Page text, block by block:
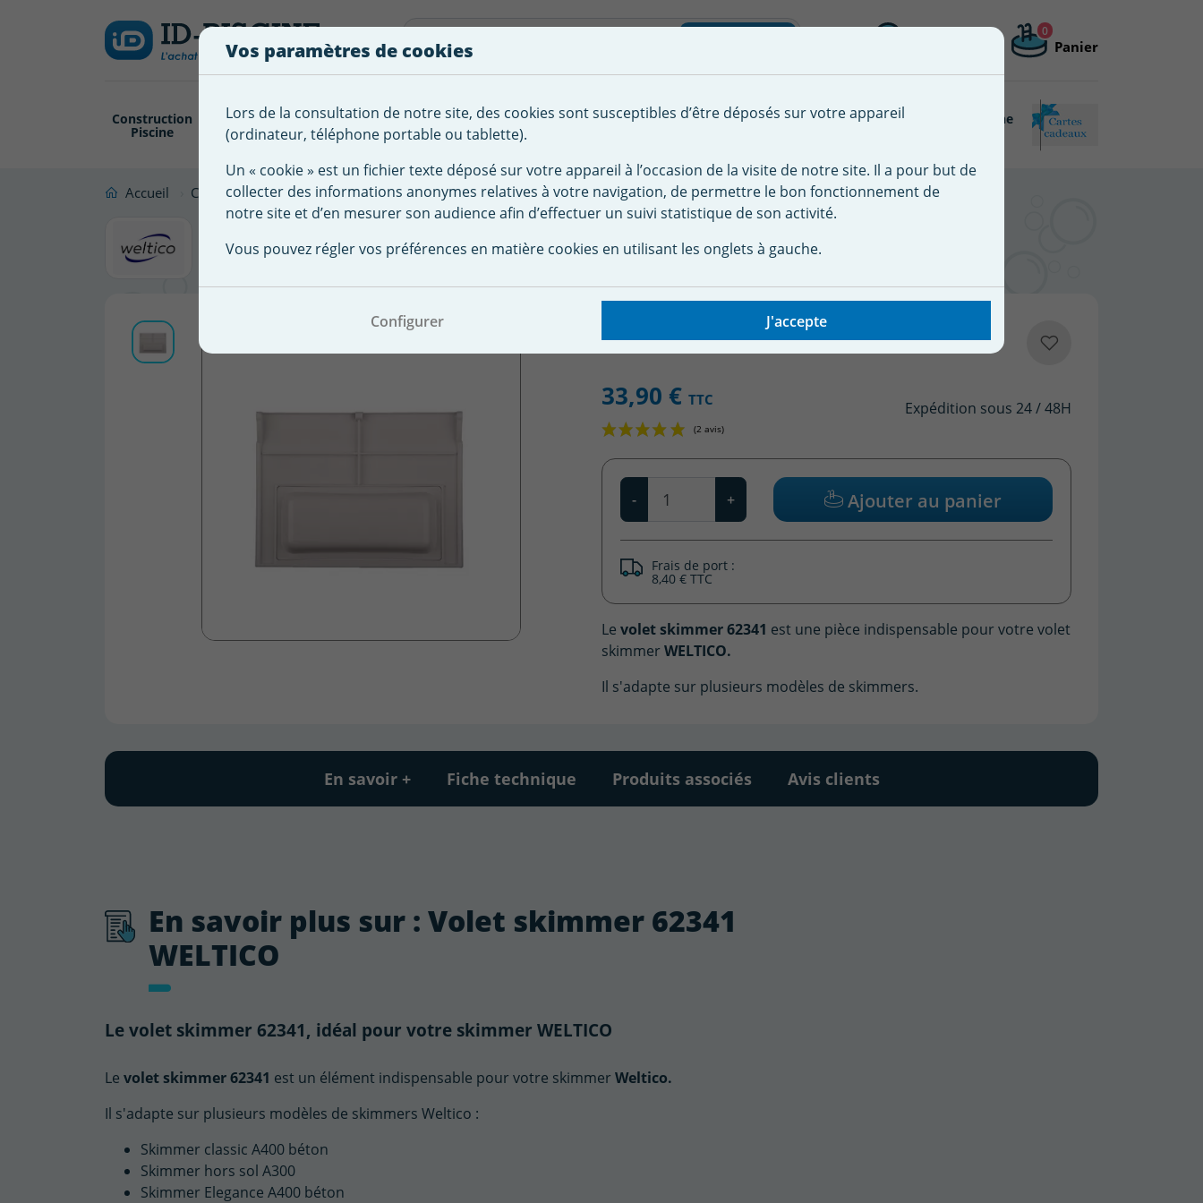
0
Panier
Construction
Piscine
Revêtement
Piscine
Pompe
Filtration
Traitement de
l'eau
Robot
Piscine
Chauffage & Couverture Autour de la Piscine Matériel de piscine
Accueil Construction Piscine Pièces à sceller piscine Pièces détachées pièces à sceller Volet skimmer 62341 WELTICO
Volet skimmer 62341 WELTICO
33,90 € TTC
(2 avis)
Expédition sous 24 / 48H
Qté
- + Ajouter au panier
Frais de port :
8,40 € TTC
Le volet skimmer 62341 est une pièce indispensable pour votre volet
skimmer WELTICO.
Il s'adapte sur plusieurs modèles de skimmers.
En savoir + Fiche technique Produits associés Avis clients
En savoir plus sur : Volet skimmer 62341
WELTICO
Le volet skimmer 62341, idéal pour votre skimmer WELTICO
Le volet skimmer 62341 est un élément indispensable pour votre skimmer Weltico.
Il s'adapte sur plusieurs modèles de skimmers Weltico :
Skimmer classic A400 béton
Skimmer hors sol A300
Skimmer Elegance A400 béton
Vos paramètres de cookies
Lors de la consultation de notre site, des cookies sont susceptibles d’être déposés sur votre appareil
(ordinateur, téléphone portable ou tablette).
Un « cookie » est un fichier texte déposé sur votre appareil à l’occasion de la visite de notre site. Il a pour but de
collecter des informations anonymes relatives à votre navigation, de permettre le bon fonctionnement de
notre site et d’en mesurer son audience afin d’effectuer un suivi statistique de son activité.
Vous pouvez régler vos préférences en matière cookies en utilisant les onglets à gauche.
Configurer J'accepte